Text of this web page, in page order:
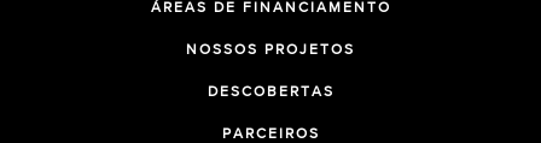
ÁREAS DE FINANCIAMENTO
NOSSOS PROJETOS
DESCOBERTAS
PARCEIROS